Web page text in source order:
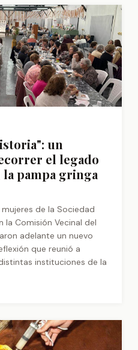
un
el legado
pampa gringa
de la Sociedad
la Comisión Vecinal del
adelante un nuevo
que reunió a
instituciones de la